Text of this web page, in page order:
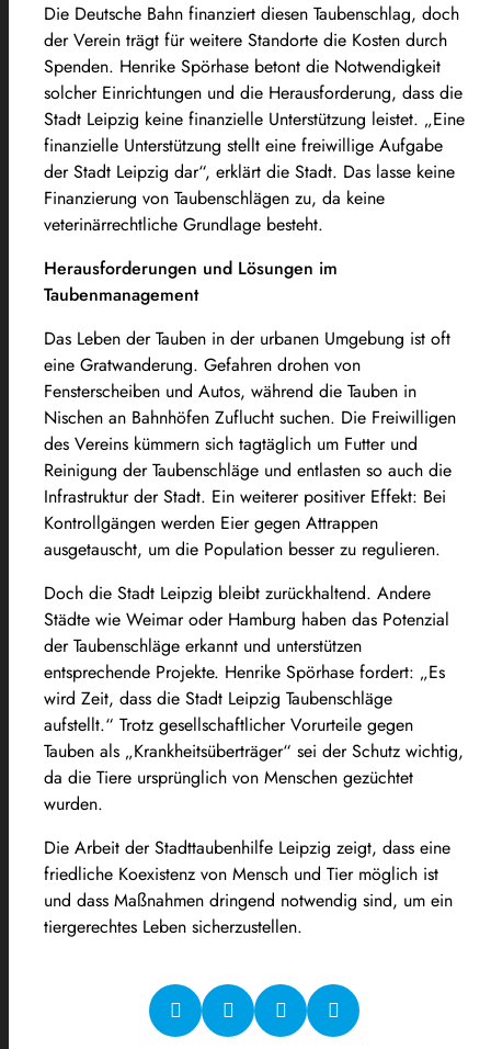
Die Deutsche Bahn finanziert diesen Taubenschlag, doch
der Verein trägt für weitere Standorte die Kosten durch
Spenden. Henrike Spörhase betont die Notwendigkeit
solcher Einrichtungen und die Herausforderung, dass die
Stadt Leipzig keine finanzielle Unterstützung leistet. „Eine
finanzielle Unterstützung stellt eine freiwillige Aufgabe
der Stadt Leipzig dar“, erklärt die Stadt. Das lasse keine
Finanzierung von Taubenschlägen zu, da keine
veterinärrechtliche Grundlage besteht.
Herausforderungen und Lösungen im
Taubenmanagement
Das Leben der Tauben in der urbanen Umgebung ist oft
eine Gratwanderung. Gefahren drohen von
Fensterscheiben und Autos, während die Tauben in
Nischen an Bahnhöfen Zuflucht suchen. Die Freiwilligen
des Vereins kümmern sich tagtäglich um Futter und
Reinigung der Taubenschläge und entlasten so auch die
Infrastruktur der Stadt. Ein weiterer positiver Effekt: Bei
Kontrollgängen werden Eier gegen Attrappen
ausgetauscht, um die Population besser zu regulieren.
Doch die Stadt Leipzig bleibt zurückhaltend. Andere
Städte wie Weimar oder Hamburg haben das Potenzial
der Taubenschläge erkannt und unterstützen
entsprechende Projekte. Henrike Spörhase fordert: „Es
wird Zeit, dass die Stadt Leipzig Taubenschläge
aufstellt.“ Trotz gesellschaftlicher Vorurteile gegen
Tauben als „Krankheitsüberträger“ sei der Schutz wichtig,
da die Tiere ursprünglich von Menschen gezüchtet
wurden.
Die Arbeit der Stadttaubenhilfe Leipzig zeigt, dass eine
friedliche Koexistenz von Mensch und Tier möglich ist
und dass Maßnahmen dringend notwendig sind, um ein
tiergerechtes Leben sicherzustellen.